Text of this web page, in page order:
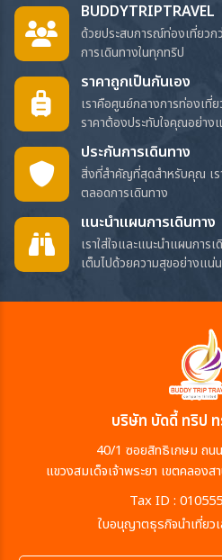
BUDDYTRIPTRAVEL
ด้วยประสบการณ์ท่องเที่ยวก
การเดินทางในทุกทริป
ราคาถูกเป็นกันเอง
เราคือศูนย์กลางการท่องเที่
ราคาต้องประทับใจคุณอย่าง
ประกันการเดินทาง
สิ่งที่สำคัญที่สุดสำหรับคุณ เ
ตลอดการเดินทาง
แนะนำแผนการเดินทาง
เราใส่ใจและแนะนำแผนการ
เต็มไปด้วยความสุขอย่างแน่
บริษัท บัดดี้ ทริป ท
40/1 ซอยสิทธิเกษม ถน
แขวงสมเด็จเจ้าพระยา เขตคลอง
Tax ID :
ใบอนุญาตธุรกิจนำเที่ยว